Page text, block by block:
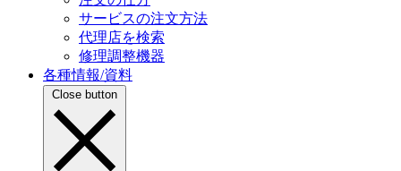
サービスの注文方法
代理店を検索
修理調整機器
各種情報/資料
Close button